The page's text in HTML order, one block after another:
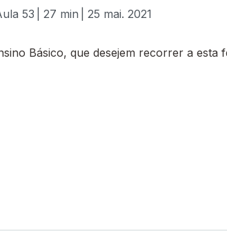
53 | 27 min | 25 mai. 2021
Básico, que desejem recorrer a esta